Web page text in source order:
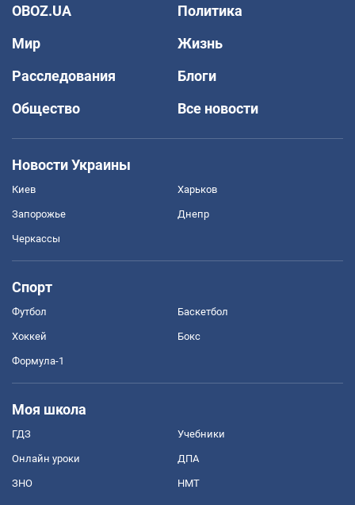
OBOZ.UA
Политика
Мир
Жизнь
Расследования
Блоги
Общество
Все новости
Новости Украины
Киев Харьков
Запорожье Днепр
Черкассы
Спорт
Футбол Баскетбол
Хоккей Бокс
Формула-1
Моя школа
ГДЗ Учебники
Онлайн уроки ДПА
ЗНО НМТ